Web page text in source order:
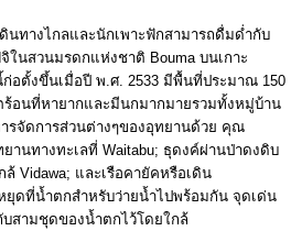
นทางไกลและนักเพาะฟักสามารถดื่มด่ำกับ
ในสวนมรดกแห่งชาติ Bouma บนเกาะ
อตั้งขึ้นเมื่อปี พ.ศ. 2533 มีพื้นที่ประมาณ 150
ร้อนที่หายากและมีนกมากมายรวมทั้งหมู่บ้าน
รจัดการส่วนต่างๆของอุทยานด้วย คุณ
านทางทะเลที่ Waitabu; ธุดงค์ผ่านป่าดงดิบ
Vidawa; และเรือคายัคหรือเดิน
หยุดที่น้ำตกสำหรับว่ายน้ำไปพร้อมกัน จุดเด่น
สามชุดของน้ำตกไว้โดยใกล้